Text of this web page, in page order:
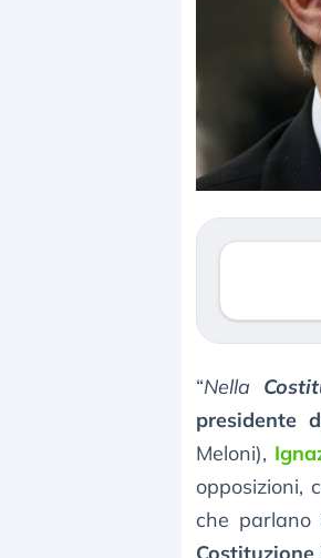
“Nella
presidente
Meloni),
opposizioni,
che parlano